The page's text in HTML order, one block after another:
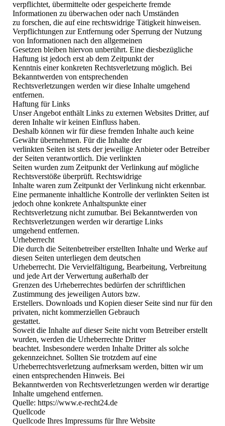
verpflichtet, übermittelte oder gespeicherte fremde
Informationen zu überwachen oder nach Umständen
zu forschen, die auf eine rechtswidrige Tätigkeit hinweisen.
Verpflichtungen zur Entfernung oder Sperrung der Nutzung
von Informationen nach den allgemeinen
Gesetzen bleiben hiervon unberührt. Eine diesbezügliche
Haftung ist jedoch erst ab dem Zeitpunkt der
Kenntnis einer konkreten Rechtsverletzung möglich. Bei
Bekanntwerden von entsprechenden
Rechtsverletzungen werden wir diese Inhalte umgehend
entfernen.
Haftung für Links
Unser Angebot enthält Links zu externen Websites Dritter, auf
deren Inhalte wir keinen Einfluss haben.
Deshalb können wir für diese fremden Inhalte auch keine
Gewähr übernehmen. Für die Inhalte der
verlinkten Seiten ist stets der jeweilige Anbieter oder Betreiber
der Seiten verantwortlich. Die verlinkten
Seiten wurden zum Zeitpunkt der Verlinkung auf mögliche
Rechtsverstöße überprüft. Rechtswidrige
Inhalte waren zum Zeitpunkt der Verlinkung nicht erkennbar.
Eine permanente inhaltliche Kontrolle der verlinkten Seiten ist
jedoch ohne konkrete Anhaltspunkte einer
Rechtsverletzung nicht zumutbar. Bei Bekanntwerden von
Rechtsverletzungen werden wir derartige Links
umgehend entfernen.
Urheberrecht
Die durch die Seitenbetreiber erstellten Inhalte und Werke auf
diesen Seiten unterliegen dem deutschen
Urheberrecht. Die Vervielfältigung, Bearbeitung, Verbreitung
und jede Art der Verwertung außerhalb der
Grenzen des Urheberrechtes bedürfen der schriftlichen
Zustimmung des jeweiligen Autors bzw.
Erstellers. Downloads und Kopien dieser Seite sind nur für den
privaten, nicht kommerziellen Gebrauch
gestattet.
Soweit die Inhalte auf dieser Seite nicht vom Betreiber erstellt
wurden, werden die Urheberrechte Dritter
beachtet. Insbesondere werden Inhalte Dritter als solche
gekennzeichnet. Sollten Sie trotzdem auf eine
Urheberrechtsverletzung aufmerksam werden, bitten wir um
einen entsprechenden Hinweis. Bei
Bekanntwerden von Rechtsverletzungen werden wir derartige
Inhalte umgehend entfernen.
Quelle: https://www.e-recht24.de
Quellcode
Quellcode Ihres Impressums für Ihre Website